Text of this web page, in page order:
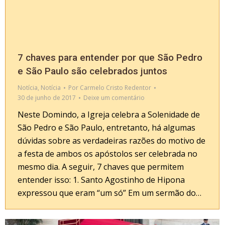
7 chaves para entender por que São Pedro
e São Paulo são celebrados juntos
Notícia, Notícia Por Carmelo Cristo Redentor
30 de junho de 2017
Deixe um comentário
Neste Domindo, a Igreja celebra a Solenidade de
São Pedro e São Paulo, entretanto, há algumas
dúvidas sobre as verdadeiras razões do motivo de
a festa de ambos os apóstolos ser celebrada no
mesmo dia. A seguir, 7 chaves que permitem
entender isso: 1. Santo Agostinho de Hipona
expressou que eram “um só” Em um sermão do…